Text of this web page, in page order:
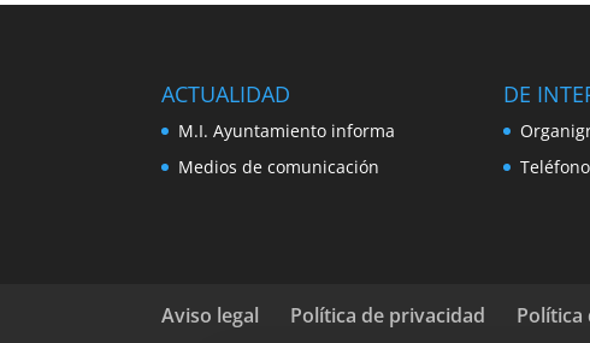
ACTUALIDAD
M.I. Ayuntamiento informa
Medios de comunicación
DE
Aviso legal Política de privacidad Política